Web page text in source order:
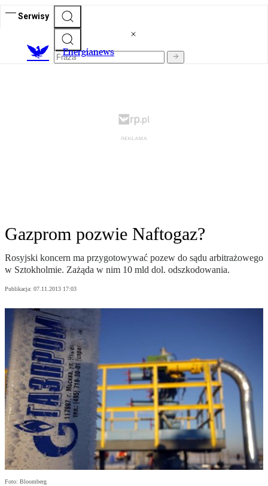
Serwisy
Energianews
Gazprom pozwie Naftogaz?
Rosyjski koncern ma przygotowywać pozew do sądu arbitrażowego
w Sztokholmie. Zażąda w nim 10 mld dol. odszkodowania.
Publikacja: 07.11.2013 17:03
Foto: Bloomberg